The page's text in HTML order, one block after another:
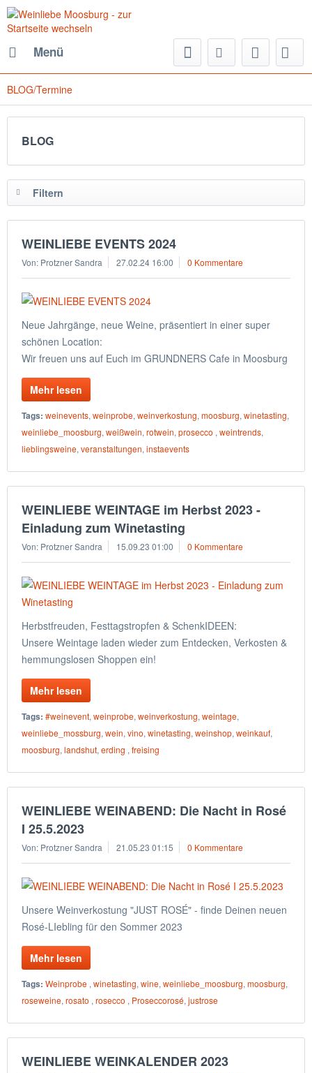
Menü
BLOG/Termine
BLOG
Filtern
WEINLIEBE EVENTS 2024
Von: Protzner Sandra 27.02.24 16:00 0 Kommentare
Neue Jahrgänge, neue Weine, präsentiert in einer super
schönen Location:
Wir freuen uns auf Euch im GRUNDNERS Cafe in Moosburg
Mehr lesen
Tags: weinevents, weinprobe, weinverkostung, moosburg, winetasting,
weinliebe_moosburg, weißwein, rotwein, prosecco , weintrends,
lieblingsweine, veranstaltungen, instaevents
WEINLIEBE WEINTAGE im Herbst 2023 -
Einladung zum Winetasting
Von: Protzner Sandra 15.09.23 01:00 0 Kommentare
Herbstfreuden, Festtagstropfen & SchenkIDEEN:
Unsere Weintage laden wieder zum Entdecken, Verkosten &
hemmungslosen Shoppen ein!
Mehr lesen
Tags: #weinevent, weinprobe, weinverkostung, weintage,
weinliebe_mossburg, wein, vino, winetasting, weinshop, weinkauf,
moosburg, landshut, erding , freising
WEINLIEBE WEINABEND: Die Nacht in Rosé
I 25.5.2023
Von: Protzner Sandra 21.05.23 01:15 0 Kommentare
Unsere Weinverkostung "JUST ROSÉ" - finde Deinen neuen
Rosé-LIebling für den Sommer 2023
Mehr lesen
Tags: Weinprobe , winetasting, wine, weinliebe_moosburg, moosburg,
roseweine, rosato , rosecco , Proseccorosé, justrose
WEINLIEBE WEINKALENDER 2023